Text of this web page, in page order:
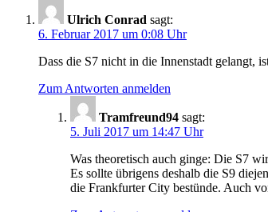
Ulrich Conrad sagt:
6. Februar 2017 um 0:08 Uhr
Dass die S7 nicht in die Innenstadt gelangt,
Zum Antworten anmelden
Tramfreund94 sagt:
5. Juli 2017 um 14:47 Uhr
Was theoretisch auch ginge: Die S7
Es sollte übrigens deshalb die S9
die Frankfurter City bestünde. Auch